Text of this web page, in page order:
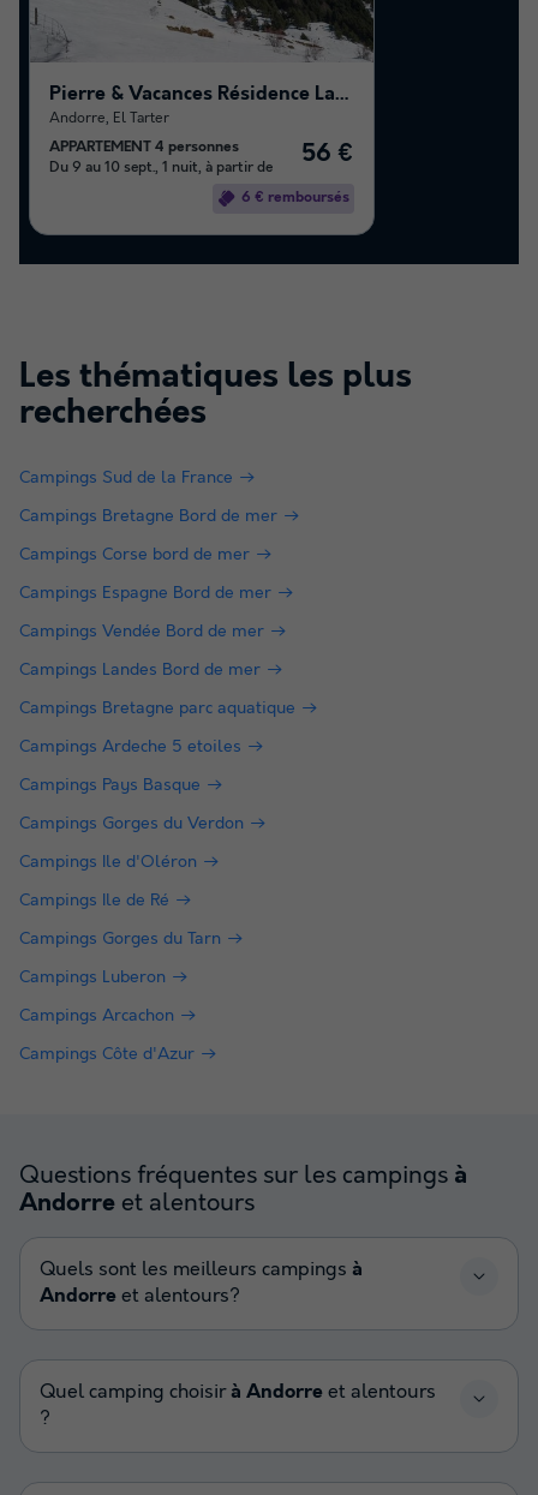
Pierre & Vacances Résidence La Merceria
Andorre, El Tarter
APPARTEMENT 4 personnes
Du 9 au 10 sept., 1 nuit, à partir de
56 €
6 € remboursés
Les thématiques les plus
recherchées
Campings Sud de la France
Campings Bretagne Bord de mer
Campings Corse bord de mer
Campings Espagne Bord de mer
Campings Vendée Bord de mer
Campings Landes Bord de mer
Campings Bretagne parc aquatique
Campings Ardeche 5 etoiles
Campings Pays Basque
Campings Gorges du Verdon
Campings Ile d'Oléron
Campings Ile de Ré
Campings Gorges du Tarn
Campings Luberon
Campings Arcachon
Campings Côte d'Azur
Questions fréquentes sur les campings à
Andorre et alentours
Quels sont les meilleurs campings à
Andorre et alentours?
Quel camping choisirà Andorre et alentours
?